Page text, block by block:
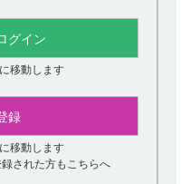
副作用に記載されてい
か?
て教えてください。
を服用している方に、
阻害する薬剤を併用す
教えてください。食
グイン
移動します
録
移動します
された方もこちらへ
の注意
イン